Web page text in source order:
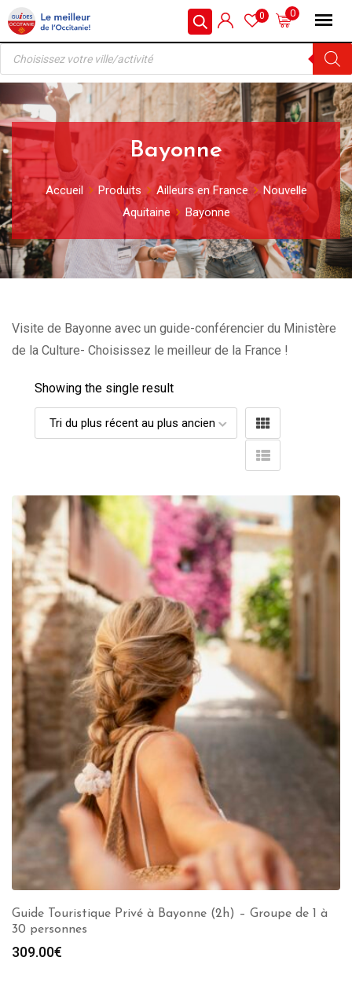
Skip
to
content
0
0
Recherche
produits
Bayonne
Accueil Produits Ailleurs en France
Nouvelle
Aquitaine
Bayonne
Visite de Bayonne avec un guide-conférencier du Ministère
de la Culture- Choisissez le meilleur de la France !
Showing the single result
Guide Touristique Privé à Bayonne (2h) – Groupe de 1 à
30 personnes
309.00€